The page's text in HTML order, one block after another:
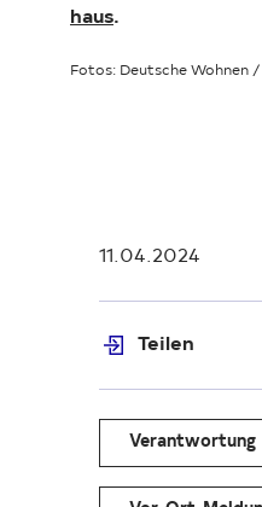
haus.
Fotos: Deutsche Wohnen
11.04.2024
Teilen
Verantwortung